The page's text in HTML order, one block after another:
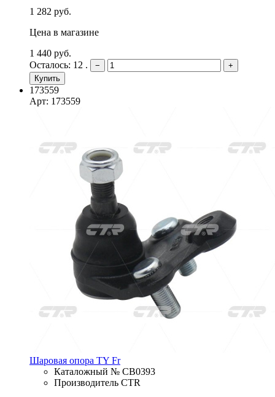
1 282 руб.
Цена в магазине
1 440 руб.
Осталось: 12 .
−
+
Купить
173559
Арт: 173559
Шаровая опора TY Fr
Каталожный № CB0393
Производитель CTR